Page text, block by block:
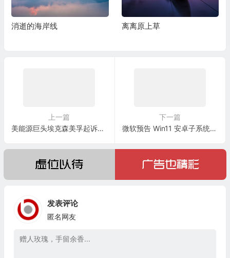
消逝的海岸线 离离原上草
上一篇
美能源巨头埃克森美孚起诉欧盟
下一篇
微软预告 Win11 安卓子系统WSA会支持 DRM 保护的高分辨率视频流
发表评论
匿名网友